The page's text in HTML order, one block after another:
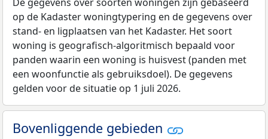
op de Kadaster woningtypering en de gegevens over
stand- en ligplaatsen van het Kadaster. Het soort
woning is geografisch-algoritmisch bepaald voor
panden waarin een woning is huisvest (panden met
een woonfunctie als gebruiksdoel). De gegevens
gelden voor de situatie op 1 juli 2026.
Bovenliggende gebieden